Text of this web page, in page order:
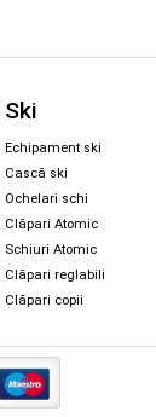
Ski
Echipament ski
Cască ski
Ochelari schi
Clăpari Atomic
Schiuri Atomic
Clăpari reglabili
Clăpari copii